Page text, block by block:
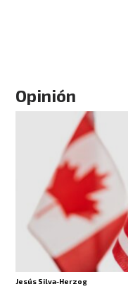
Opinión
Jesús Silva-Herzog